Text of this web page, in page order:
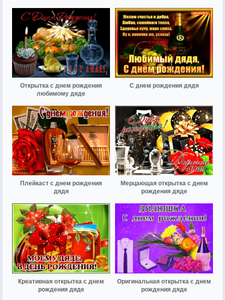
Открытка с днем рождения
любимому дяде
С днем рождения дядя
Плейкаст с днем рождения
дядя
Мерцающая открытка с днем
рождения дяде
Креативная открытка с днем
рождения дяде
Оригинальная открытка с днем
рождения дяде